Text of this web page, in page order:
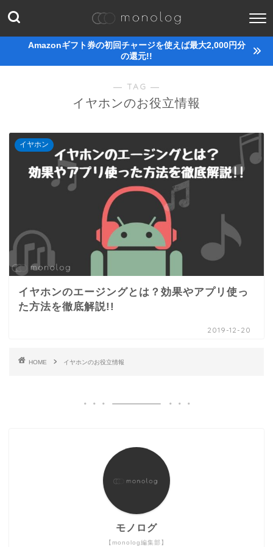
Amazonギフト券の初回チャージを使えば最大2,000円分
の還元!!
― TAG ―
イヤホンのお役立情報
イヤホン
イヤホンのエージングとは？効果やアプリ使っ
た方法を徹底解説!!
2019-12-20
HOME イヤホンのお役立情報
【monolog編集部】
モノログ